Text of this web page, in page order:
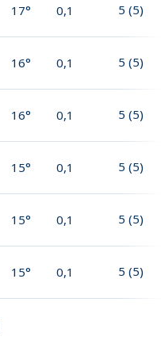
17° 0,1 5 (5)
16° 0,1 5 (5)
16° 0,1 5 (5)
15° 0,1 5 (5)
15° 0,1 5 (5)
15° 0,1 5 (5)